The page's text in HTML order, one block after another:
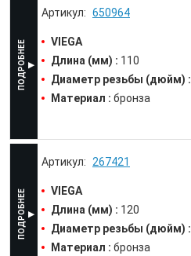
650964
VIEGA
Длина (мм) : 110
Диаметр резьбы (дюйм) :
Материал : бронза
267421
VIEGA
Длина (мм) : 120
Диаметр резьбы (дюйм) :
Материал : бронза